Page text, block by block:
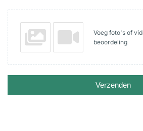
Voeg foto's of
beoordeling
Verzenden